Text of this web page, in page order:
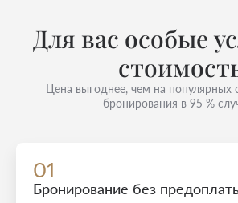
Для вас особые
Цена выгоднее, чем на популярных
бронирования в 95 %
01
Бронирование без